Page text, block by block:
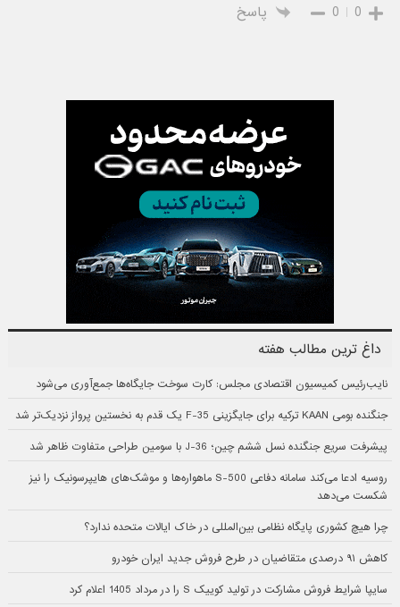
0
0 پاسخ
داغ ترین مطالب هفته
نایب‌رئیس کمیسیون اقتصادی مجلس: کارت سوخت جایگاه‌ها جمع‌آوری می‌شود
جنگنده بومی KAAN ترکیه برای جایگزینی F-35 یک قدم به نخستین پرواز نزدیک‌تر شد
پیشرفت سریع جنگنده نسل ششم چین؛ J-36 با سومین طراحی متفاوت ظاهر شد
روسیه ادعا می‌کند سامانه دفاعی S-500 ماهواره‌ها و موشک‌های هایپرسونیک را نیز
شکست می‌دهد
چرا هیچ کشوری پایگاه نظامی بین‌المللی در خاک ایالات متحده ندارد؟
کاهش ۹۱ درصدی متقاضیان در طرح فروش جدید ایران خودرو
سایپا شرایط فروش مشارکت در تولید کوییک S را در مرداد 1405 اعلام کرد